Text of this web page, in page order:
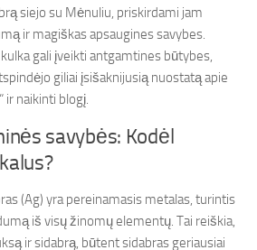
siejo su Mėnuliu, priskirdami jam
ir magiškas apsaugines savybes.
gali įveikti antgamtines būtybes,
giliai įsišaknijusią nuostatą apie
ir naikinti blogį.
savybės: Kodėl
(Ag) yra pereinamasis metalas, turintis
iš visų žinomų elementų. Tai reiškia,
ir sidabrą, būtent sidabras geriausiai